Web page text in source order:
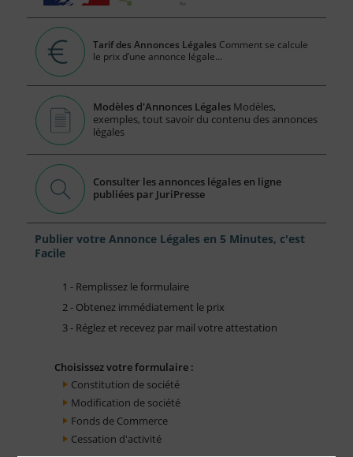
Tarif des Annonces Légales Comment se calcule
le prix d’une annonce légale...
Modèles d'Annonces Légales Modèles,
exemples, tout savoir du contenu des annonces
légales
Consulter les annonces légales en ligne
publiées par JuriPresse
Publier votre Annonce Légales en 5 Minutes, c'est
Facile
1 - Remplissez le formulaire
2 - Obtenez immédiatement le prix
3 - Réglez et recevez par mail votre attestation
Choisissez votre formulaire :
Constitution de société
Modification de société
Fonds de Commerce
Cessation d'activité